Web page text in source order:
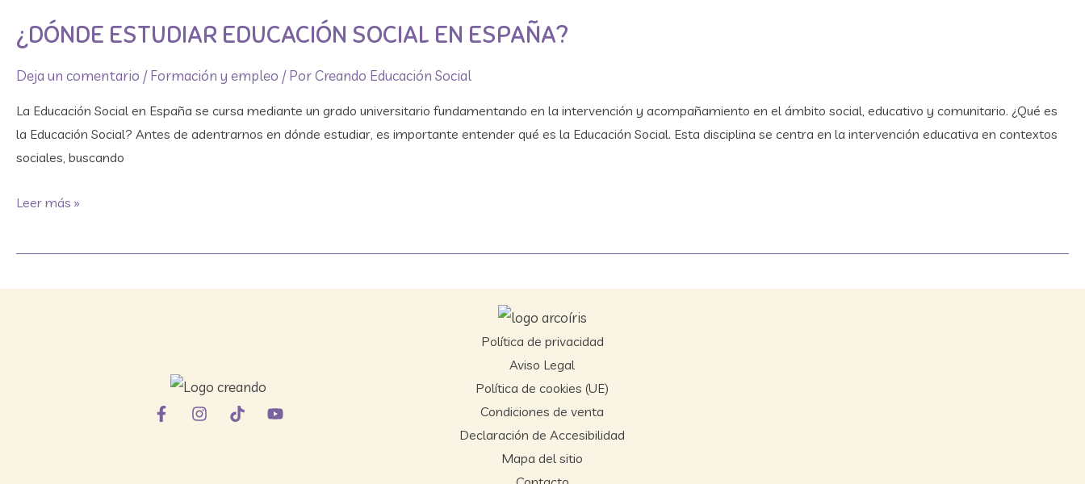
¿DÓNDE ESTUDIAR EDUCACIÓN SOCIAL EN ESPAÑA?
Deja un comentario /Formación y empleo / PorCreando Educación Social
La Educación Social en España se cursa mediante un grado universitario fundamentando en la intervención y acompañamiento en el ámbito social, educativo y comunitario. ¿Qué es
la Educación Social? Antes de adentrarnos en dónde estudiar, es importante entender qué es la Educación Social. Esta disciplina se centra en la intervención educativa en contextos
sociales, buscando
Educación
en
Leer más »
Política de privacidad
Aviso Legal
Política de cookies (UE)
Condiciones de venta
Declaración de Accesibilidad
Mapa del sitio